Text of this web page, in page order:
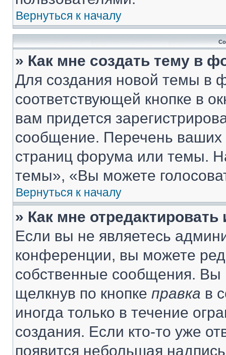
Вернуться к началу
» Как мне создать тему в
Для создания новой темы в
соответствующей кнопке в
вам придется
сообщение. Перечень ваших
страниц форума или темы.
темы», «Вы можете
Вернуться к началу
» Как мне
Если вы не являетесь
конференции, вы можете
собственные сообщения. Вы
щелкнув по кнопке правка в
иногда только в течение
создания. Если кто-то уже
появится небольшая